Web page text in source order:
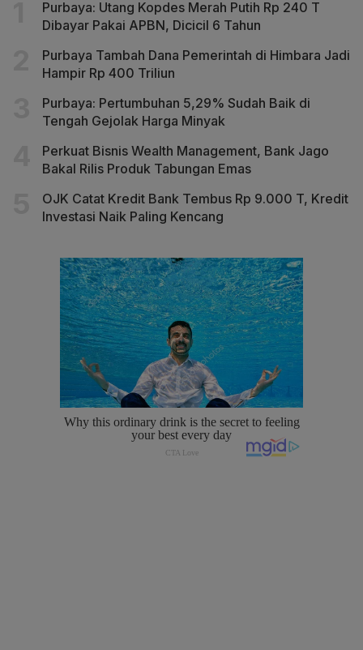
Purbaya: Utang Kopdes Merah Putih Rp 240 T
Dibayar Pakai APBN, Dicicil 6 Tahun
Purbaya Tambah Dana Pemerintah di Himbara Jadi
Hampir Rp 400 Triliun
Purbaya: Pertumbuhan 5,29% Sudah Baik di
Tengah Gejolak Harga Minyak
Perkuat Bisnis Wealth Management, Bank Jago
Bakal Rilis Produk Tabungan Emas
OJK Catat Kredit Bank Tembus Rp 9.000 T, Kredit
Investasi Naik Paling Kencang